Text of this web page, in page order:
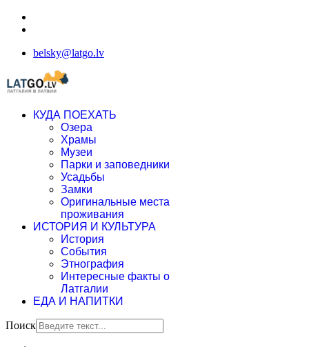
belsky@latgo.lv
КУДА ПОЕХАТЬ
Озера
Храмы
Музеи
Парки и заповедники
Усадьбы
Замки
Оригинальные места
проживания
ИСТОРИЯ И КУЛЬТУРА
История
События
Этнография
Интересные факты о
Латгалии
ЕДА И НАПИТКИ
Поиск